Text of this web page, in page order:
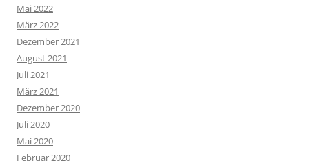
Mai 2022
März 2022
Dezember 2021
August 2021
Juli 2021
März 2021
Dezember 2020
Juli 2020
Mai 2020
Februar 2020